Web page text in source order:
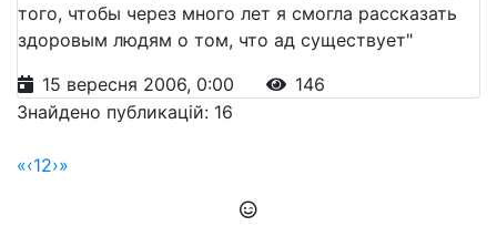
того, чтобы через много лет я смогла рассказать
здоровым людям о том, что ад существует"
15 вересня 2006, 0:00
146
Знайдено публикацій: 16
«‹12›»